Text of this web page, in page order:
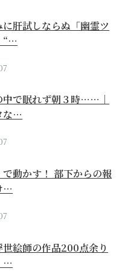
肝試しならぬ「幽霊ツ
“…
中で眠れず朝３時……｜
な…
で動かす！ 部下からの報
…
絵師の作品200点余り
…